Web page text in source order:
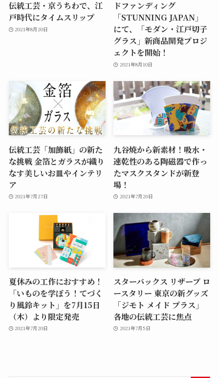
伝統工芸・京うちわで、江
戸時代にタイムスリップ
2021年8月20日
ドファンディング
「STUNNING JAPAN」
にて、「モダン・江戸切子
グラス」新商品開発プロジ
ェクトを開始！
2021年8月10日
伝統工芸「加飾紙」の新た
な挑戦 金箔とガラスが織り
なす美しいお皿やインテリ
ア
2021年7月27日
九谷焼から新素材！吸水・
速乾性のある陶磁器で作っ
たマスクスタンドが新登
場！
2021年7月20日
夏休みの工作におすすめ！
「いものを学ぼう！てづく
り風鈴キット」を7月15日
（木）より限定発売
2021年7月20日
スターバックス リザーブ ロ
ースタリー 東京の新グッズ
「ジモト メイド プラス」
各地の伝統工芸に焦点
2021年7月5日